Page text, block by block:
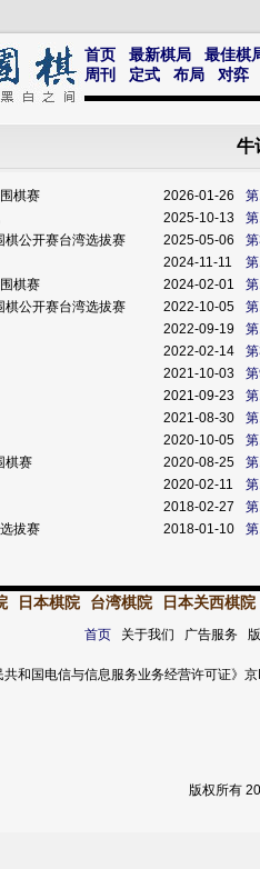
首页 最新棋局
最佳棋
周刊
定式 布局 对弈
牛
棋赛 2026-01-26
2025-10-13
棋公开赛台湾选拔赛 2025-05-06
2024-11-11
棋赛 2024-02-01
棋公开赛台湾选拔赛 2022-10-05
2022-09-19
2022-02-14
2021-10-03
2021-09-23
2021-08-30
2020-10-05
棋赛 2020-08-25
2020-02-11
2018-02-27
拔赛 2018-01-10
日本棋院 台湾棋院 日本关西棋院
首页关于我们 广告服务
共和国电信与信息服务业务经营许可证
版权所有